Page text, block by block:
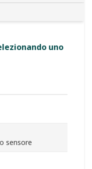
uno
sensore